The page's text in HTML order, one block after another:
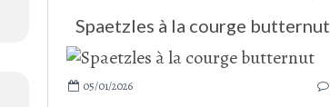
Spaetzles à la courge butternut
05/01/2026